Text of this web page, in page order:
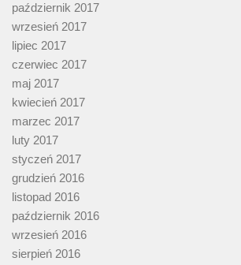
październik 2017
wrzesień 2017
lipiec 2017
czerwiec 2017
maj 2017
kwiecień 2017
marzec 2017
luty 2017
styczeń 2017
grudzień 2016
listopad 2016
październik 2016
wrzesień 2016
sierpień 2016